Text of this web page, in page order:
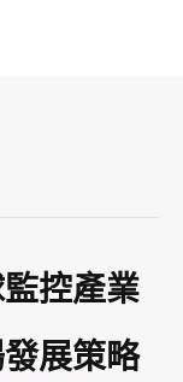
控產業
展策略